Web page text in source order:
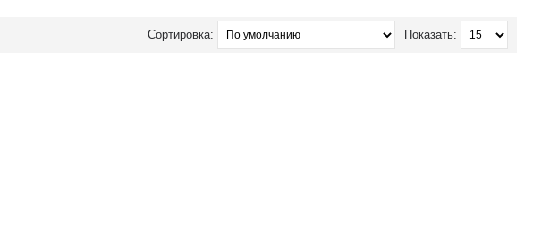
Показать:
Сортировка: